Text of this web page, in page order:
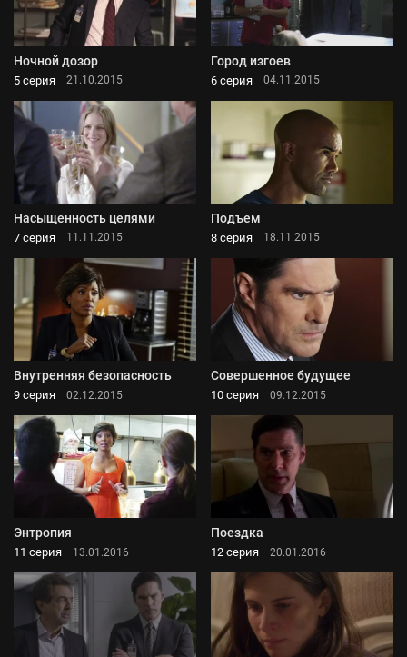
Ночной дозор
5 серия 21.10.2015
Город изгоев
6 серия 04.11.2015
Насыщенность целями
7 серия 11.11.2015
Подъем
8 серия 18.11.2015
Внутренняя безопасность
9 серия 02.12.2015
Совершенное будущее
10 серия 09.12.2015
Энтропия
11 серия 13.01.2016
Поездка
12 серия 20.01.2016